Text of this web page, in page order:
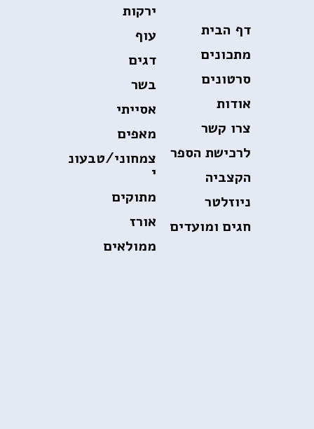
דף הבית
מתכונים
סרטונים
אודות
צרו קשר
לרכישת הספר
הקצביה
ניוזלטר
חגים ומועדים
ירקות
עוף
דגים
בשר
אסייתי
מאפים
צמחוני/טבעונ
י
מתוקים
אורז
ממולאים